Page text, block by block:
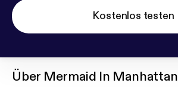
Kostenlos testen
Über Mermaid In Manhattan